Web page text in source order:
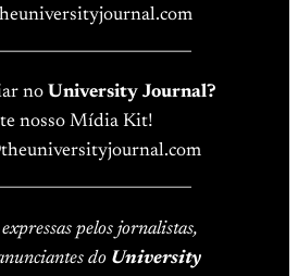
no University Journal?
nosso Mídia Kit!
pelos jornalistas,
do University